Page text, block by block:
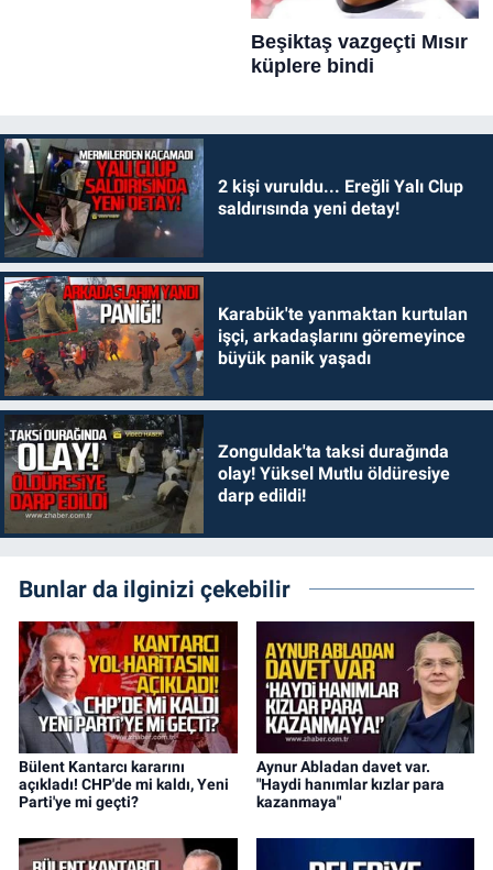
2 kişi vuruldu... Ereğli Yalı Clup
saldırısında yeni detay!
Karabük'te yanmaktan kurtulan
işçi, arkadaşlarını göremeyince
büyük panik yaşadı
Zonguldak'ta taksi durağında
olay! Yüksel Mutlu öldüresiye
darp edildi!
Bunlar da ilginizi çekebilir
Bülent Kantarcı kararını
açıkladı! CHP'de mi kaldı, Yeni
Parti'ye mi geçti?
Aynur Abladan davet var.
"Haydi hanımlar kızlar para
kazanmaya"